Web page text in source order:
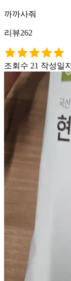
까까사줘
리뷰262
조회수 21 작성일